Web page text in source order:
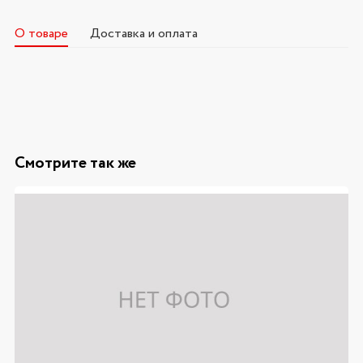
О товаре Доставка и оплата
Смотрите так же